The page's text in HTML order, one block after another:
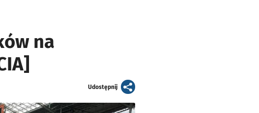
na
Udostępnijartykuł